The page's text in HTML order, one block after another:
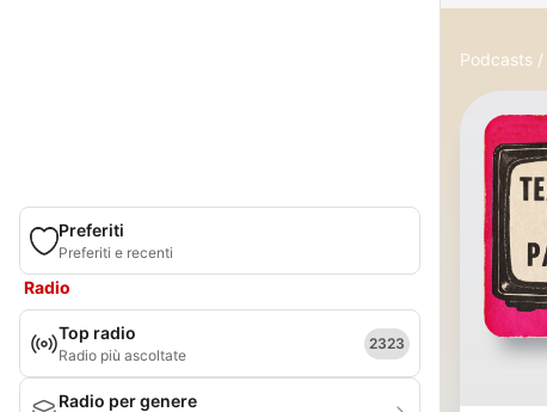
Preferiti
Preferiti e recenti
Radio
Top radio
Radio più ascoltate
2323
Radio per genere
Podcasts